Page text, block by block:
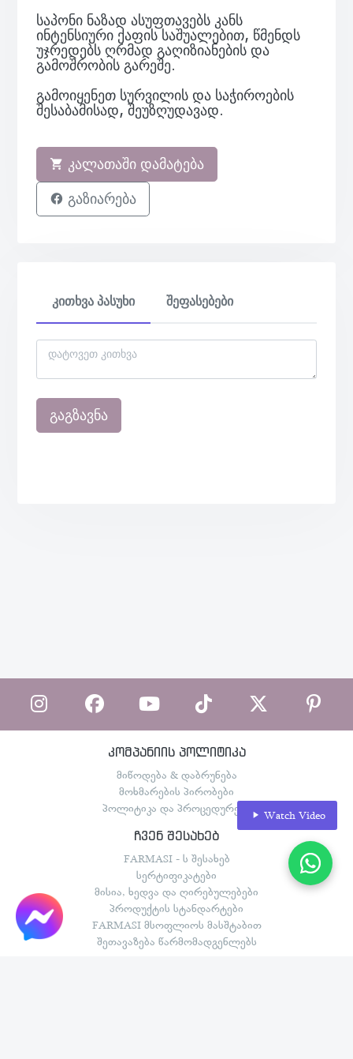
საპონი ნაზად ასუფთავებს კანს
ინტენსიური ქაფის საშუალებით, წმენდს
უჯრედებს ღრმად გაღიზიანების და
გამოშრობის გარეშე.
გამოიყენეთ სურვილის და საჭიროების
შესაბამისად, შეუზღუდავად.
კალათაში დამატება
გაზიარება
კითხვა პასუხი შეფასებები
გაგზავნა
კომპანიის პოლიტიკა
მიწოდება & დაბრუნება
მოხმარების პირობები
პოლიტიკა და პროცედურები
ჩვენ შესახებ
FARMASI - ს შესახებ
სერტიფიკატები
მისია, ხედვა და ღირებულებები
პროდუქტის სტანდარტები
FARMASI მსოფლიოს მასშტაბით
შეთავაზება წარმომადგენლებს
Watch Video